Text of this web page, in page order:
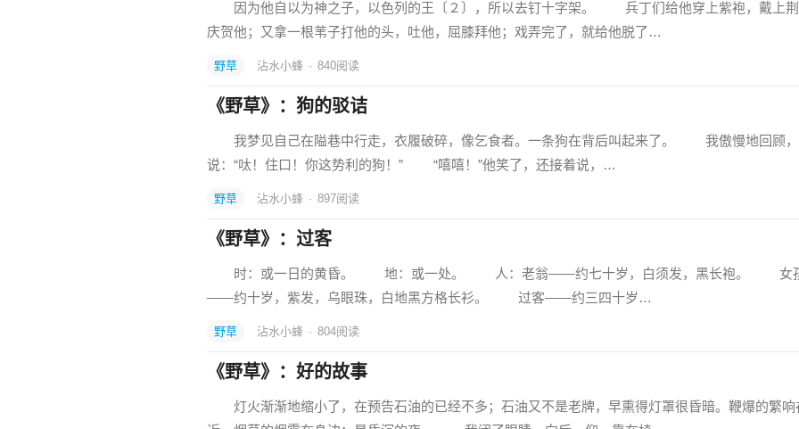
因为他自以为神之子，以色列的王〔２〕，所以去钉十字架。 兵丁们给他穿上紫袍，戴上荆
庆贺他；又拿一根苇子打他的头，吐他，屈膝拜他；戏弄完了，就给他脱了…
野草 沾水小蜂 · 840阅读
《野草》：狗的驳诘
我梦见自己在隘巷中行走，衣履破碎，像乞食者。一条狗在背后叫起来了。 我傲慢地回顾，
说：“呔！住口！你这势利的狗！” “嘻嘻！”他笑了，还接着说，…
野草 沾水小蜂 · 897阅读
《野草》：过客
时：或一日的黄昏。 地：或一处。 人：老翁——约七十岁，白须发，黑长袍。 女
——约十岁，紫发，乌眼珠，白地黑方格长衫。 过客——约三四十岁…
野草 沾水小蜂 · 804阅读
《野草》：好的故事
灯火渐渐地缩小了，在预告石油的已经不多；石油又不是老牌，早熏得灯罩很昏暗。鞭爆的繁响